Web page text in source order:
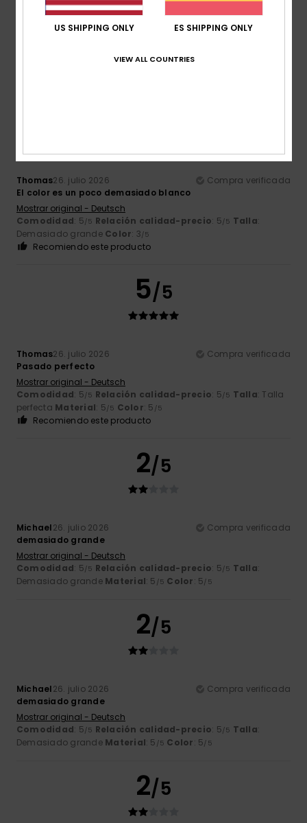
27. julio 2026
Compra verificada
Relación calidad-precio
Thomas26. julio 2026
Compra verificada
El color es un poco demasiado blanco
Mostrar original - Deutsch
Comodidad: 5 /5 Relación calidad-precio: 5 /5 Talla:
Demasiado grande Color: 3 /5
Recomiendo este producto
5/5
Thomas26. julio 2026
Compra verificada
Pasado perfecto
Mostrar original - Deutsch
Comodidad: 5 /5 Relación calidad-precio: 5 /5 Talla: Talla
perfecta Material: 5 /5 Color: 5 /5
Recomiendo este producto
2/5
Michael26. julio 2026
Compra verificada
demasiado grande
Mostrar original - Deutsch
Comodidad: 5 /5 Relación calidad-precio: 5 /5 Talla:
Demasiado grande Material: 5 /5 Color: 5 /5
2/5
Michael26. julio 2026
Compra verificada
demasiado grande
Mostrar original - Deutsch
Comodidad: 5 /5 Relación calidad-precio: 5 /5 Talla:
Demasiado grande Material: 5 /5 Color: 5 /5
2/5
US SHIPPING ONLY ES SHIPPING ONLY
VIEW ALL COUNTRIES